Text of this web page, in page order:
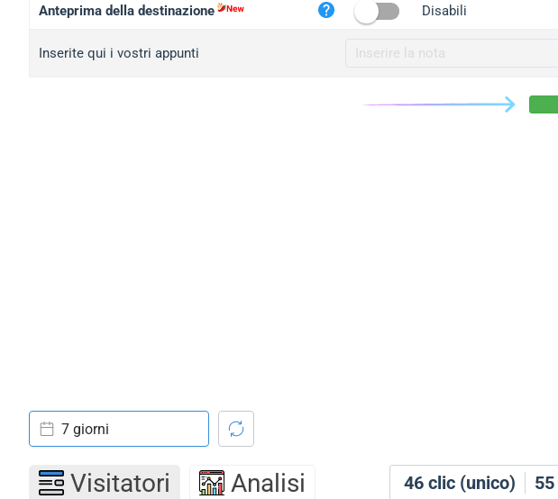
2no.co
yip.su
iplogger.info
Anteprima della destinazione Disabili
Inserite qui i vostri appunti
46 clic (unico) 55
7 giorni
Visitatori Analisi